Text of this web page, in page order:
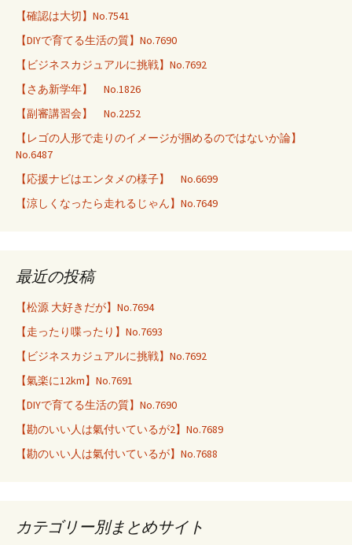
【確認は大切】No.7541
【DIYで育てる生活の質】No.7690
【ビジネスカジュアルに挑戦】No.7692
【さあ新学年】 No.1826
【副審講習会】 No.2252
【レゴの人形で走りのイメージが掴めるのではないか論】
No.6487
【応援ナビはエンタメの様子】 No.6699
【涼しくなったら走れるじゃん】No.7649
最近の投稿
【松源 大好きだが】No.7694
【走ったり喋ったり】No.7693
【ビジネスカジュアルに挑戦】No.7692
【氣楽に12km】No.7691
【DIYで育てる生活の質】No.7690
【勘のいい人は氣付いているが2】No.7689
【勘のいい人は氣付いているが】No.7688
カテゴリー別まとめサイト